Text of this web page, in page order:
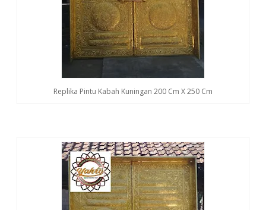
Replika Pintu Kabah Kuningan 200 Cm X 250 Cm